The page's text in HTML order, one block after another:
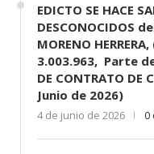
EDICTO SE HACE
DESCONOCIDOS
MORENO HERRERA,
3.003.963, Parte
DE CONTRATO DE
Junio de 2026)
4 de junio de 2026 0